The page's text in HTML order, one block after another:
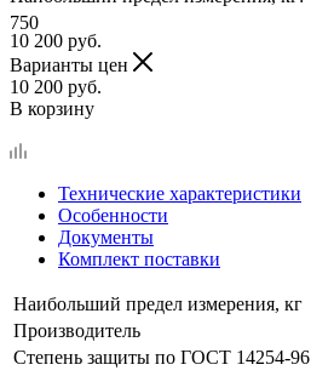
750
10 200 руб.
Варианты цен
10 200 руб.
В корзину
Технические характеристики
Особенности
Документы
Комплект поставки
Наибольший предел измерения, кг
Производитель
Степень защиты по ГОСТ 14254-96